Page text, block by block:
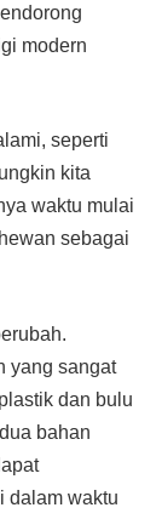
modern
seperti
kita
waktu mulai
sebagai
yang sangat
dan bulu
bahan
dalam waktu